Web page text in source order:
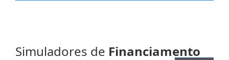
Simuladores de Financiamento